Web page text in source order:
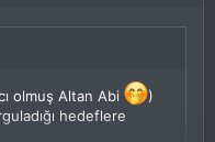
olmuş Altan Abi
)
hedeflere